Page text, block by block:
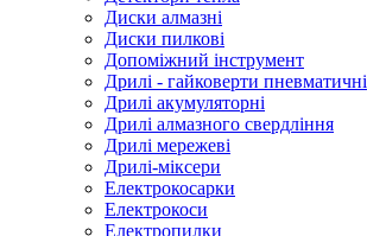
Диски алмазні
Диски пилкові
Допоміжний інструмент
Дрилі - гайковерти пневматичні
Дрилі акумуляторні
Дрилі алмазного свердління
Дрилі мережеві
Дрилі-міксери
Електрокосарки
Електрокоси
Електропилки